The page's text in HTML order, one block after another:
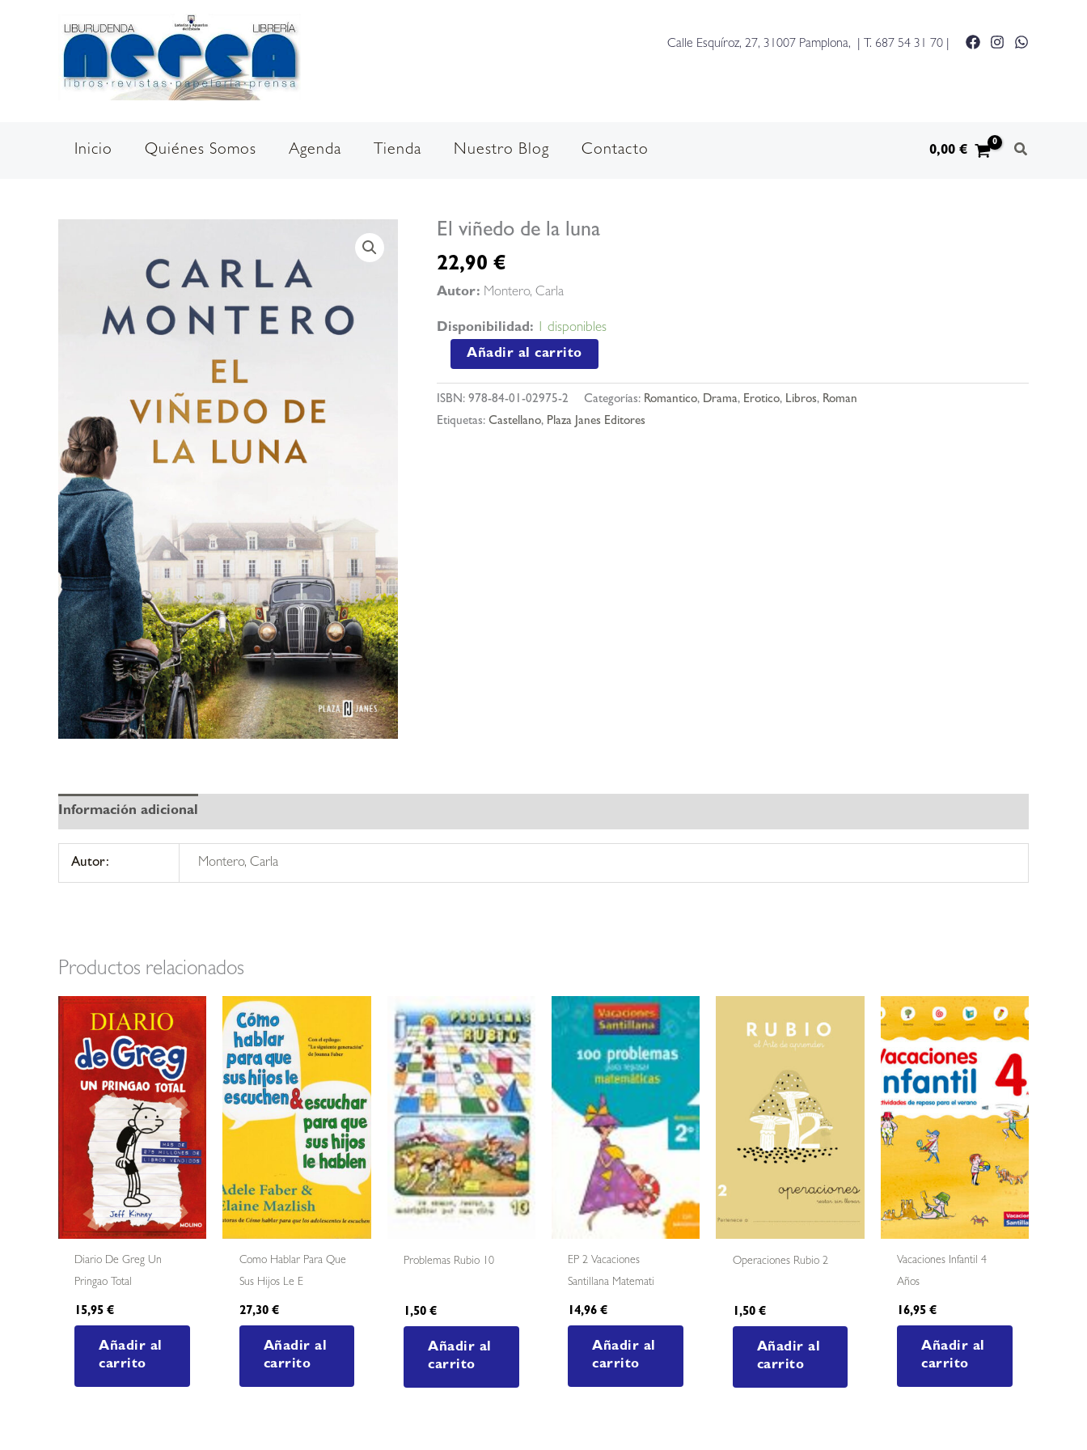
Calle Esquíroz, 27, 31007 Pamplona, | T. 687 54 31 70
Inicio Quiénes Somos Agenda Tienda Nuestro Blog Contacto 0,00€
El viñedo de la luna
22,90 €
Autor: Montero, Carla
Disponibilidad: 1 disponibles
viñedo
de
la
Añadir al carrito
ISBN: 978-84-01-02975-2 Categorías: Romantico, Drama, Erotico, Libros, Roman
Etiquetas: Castellano, Plaza Janes Editores
Información adicional
Autor: Montero, Carla
Productos relacionados
Diario De Greg Un
Pringao Total
15,95€
Añadir al
carrito
Como Hablar Para Que
Sus Hijos Le E
27,30 €
Añadir al
carrito
Problemas Rubio 10
1,50€
Añadir al
carrito
EP 2 Vacaciones
Santillana Matemati
14,96€
Añadir al
carrito
Operaciones Rubio 2
1,50 €
Añadir al
carrito
Vacaciones Infantil 4
Años
16,95€
Añadir al
carrito
la